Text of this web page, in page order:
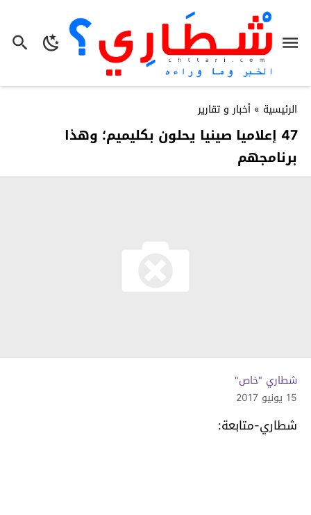
الرئيسية » أخبار و تقارير
47 إعلاميا صينيا يحلون بكليميم؛ وهذا
برنامجهم
شطاري "خاص"
15 يونيو 2017
شطاري-متابعة: